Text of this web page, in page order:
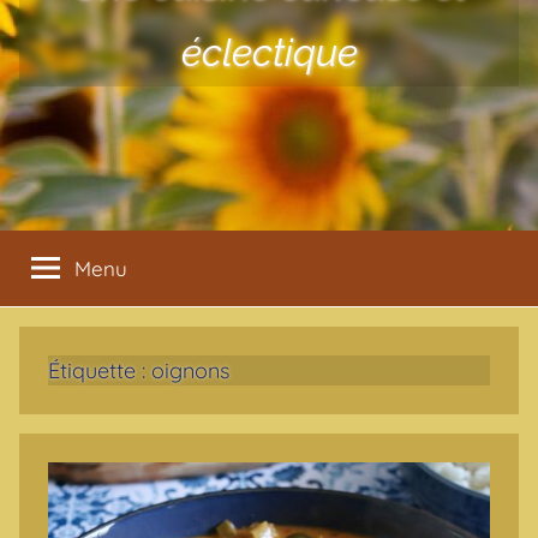
éclectique
Menu
Étiquette : oignons